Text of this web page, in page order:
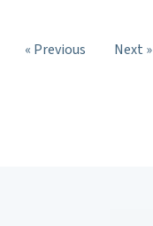
« Previous Next »